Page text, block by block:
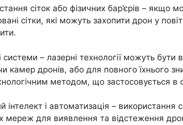
сіток або фізичних бар’єрів – якщо
сітки, які можуть захопити дрон у
системи – лазерні технології можуть
камер дронів, або для повного їхнього
методом, що застосовується в
інтелект і автоматизація – використання
мереж для виявлення та відстеження